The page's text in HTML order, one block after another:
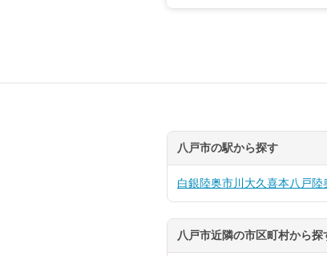
八戸市の駅から探す
白銀陸奥市川 大久喜本八戸陸
八戸市近隣の市区町村から探